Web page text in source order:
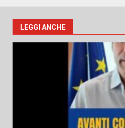
LEGGI ANCHE